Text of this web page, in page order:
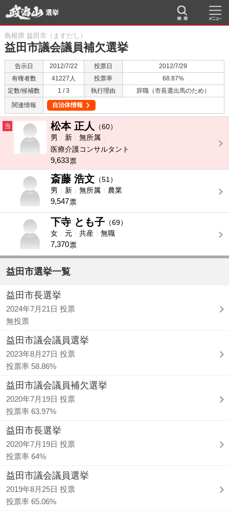
選挙
島根県 益田市（ますだし）
益田市議会議員補欠選挙
告示日 2012/7/22 投票日
2012/7/29
有権者数
41227人 投票率
68.87%
定数/候補数
1 / 3 執行理由
辞職（市長選出馬のため）
関連情報
自治体情報
当 松本 正人
（60）
男
新
無所属
医療介護コンサルタント
9,633票
斎藤 浩文 （51）
男
新 無所属 農業
9,547票
下寺 とも子 （69）
女
元 共産 無職
7,370票
益田市選挙一覧
益田市長選挙
2024年7月21日 投票
無投票
益田市議会議員選挙
2023年8月27日 投票
投票率 58.86%
益田市議会議員補欠選挙
2020年7月19日 投票
投票率 63.97%
益田市長選挙
2020年7月19日 投票
投票率 64%
益田市議会議員選挙
2019年8月25日 投票
投票率 65.06%